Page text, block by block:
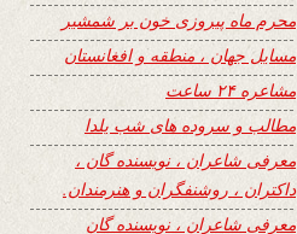
محرم ماه پیروزی خون بر شمشیر
مسایل جهان ، منطقه و افغانستان
مشاعره ۲۴ ساعت
مطالب و سروده های شب یلدا
معرفی شاعران ، نویسنده گان ،
داکتران ، روشنفگران و هنرمندان.
معرفی شاعران ، نویسنده گان